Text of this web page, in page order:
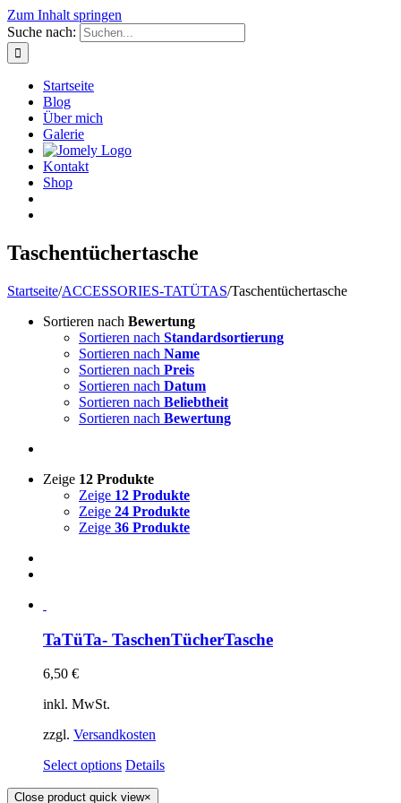
Zum Inhalt springen
Suche nach:
Startseite
Blog
Über mich
Galerie
Kontakt
Shop
Taschentüchertasche
Startseite/ACCESSORIES-TATÜTAS/Taschentüchertasche
Sortieren nach Bewertung
Sortieren nach Standardsortierung
Sortieren nach Name
Sortieren nach Preis
Sortieren nach Datum
Sortieren nach Beliebtheit
Sortieren nach Bewertung
Zeige 12 Produkte
Zeige 12 Produkte
Zeige 24 Produkte
Zeige 36 Produkte
TaTüTa- TaschenTücherTasche
6,50 €
inkl. MwSt.
zzgl. Versandkosten
Select options Details
Close product quick view×